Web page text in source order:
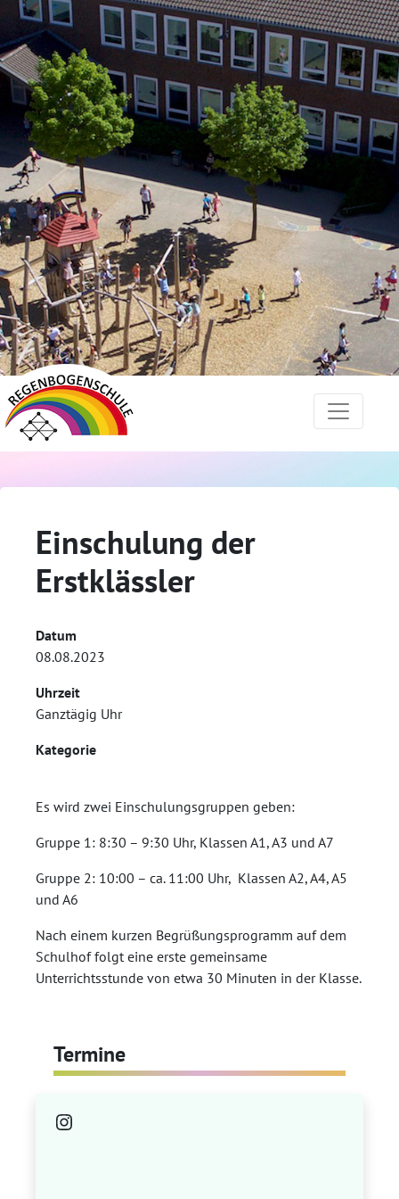
Einschulung der
Erstklässler
Datum
08.08.2023
Uhrzeit
Ganztägig Uhr
Kategorie
Es wird zwei Einschulungsgruppen geben:
Gruppe 1: 8:30 – 9:30 Uhr, Klassen A1, A3 und A7
Gruppe 2: 10:00 – ca. 11:00 Uhr, Klassen A2, A4, A5
und A6
Nach einem kurzen Begrüßungsprogramm auf dem
Schulhof folgt eine erste gemeinsame
Unterrichtsstunde von etwa 30 Minuten in der Klasse.
Termine
Instagram